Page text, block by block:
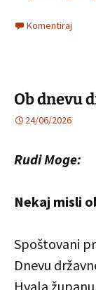
Komentiraj
Ob dnevu
24/06/2026
Rudi Moge:
Nekaj misli
Spoštovani
Dnevu
Hvala